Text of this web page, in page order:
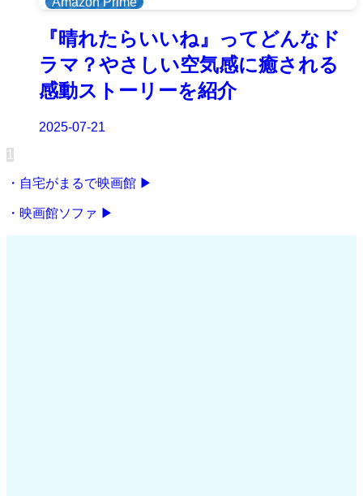
『晴れたらいいね』ってどんなド
ラマ？やさしい空気感に癒される
感動ストーリーを紹介
2025-07-21
1
・自宅がまるで映画館 ▶
・映画館ソファ ▶